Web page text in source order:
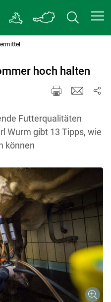
hoch halten
Futterqualitäten
Wurm gibt 13 Tipps, wie
können